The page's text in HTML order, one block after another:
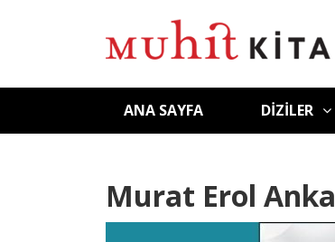
ANA SAYFA DIZILER
Murat Erol